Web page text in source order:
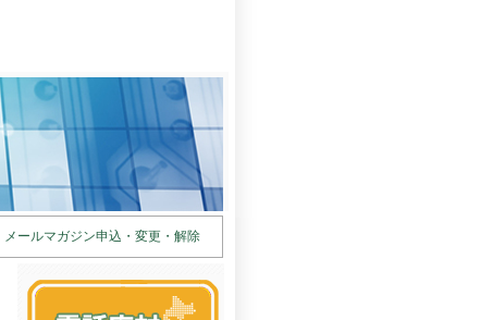
メールマガジン申込・変更・解除